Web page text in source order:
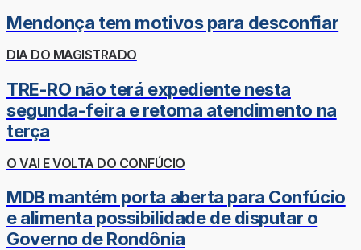
Mendonça tem motivos para desconfiar
DIA DO MAGISTRADO
TRE-RO não terá expediente nesta
segunda-feira e retoma atendimento na
terça
O VAI E VOLTA DO CONFÚCIO
MDB mantém porta aberta para Confúcio
e alimenta possibilidade de disputar o
Governo de Rondônia